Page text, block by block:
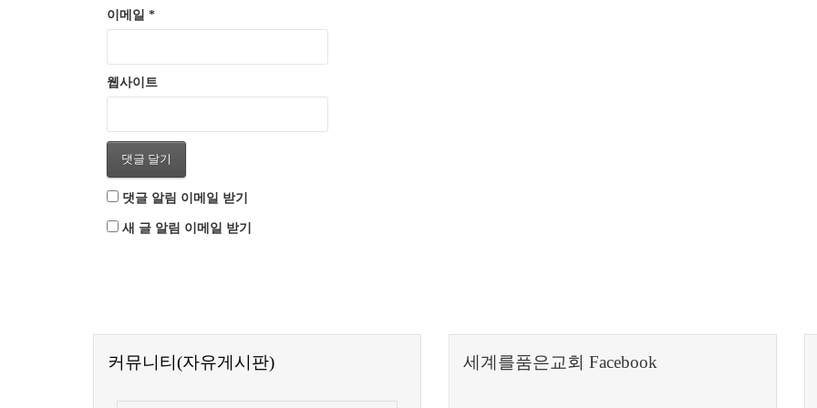
이메일 *
웹사이트
댓글 알림 이메일 받기
새 글 알림 이메일 받기
커뮤니티(자유게시판) 세계를품은교회 Facebook